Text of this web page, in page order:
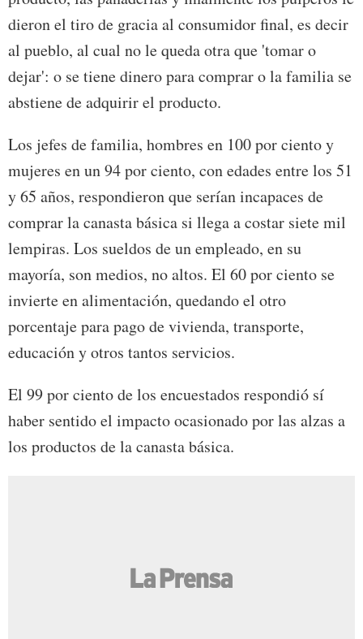
dieron el tiro de gracia al consumidor final, es decir
al pueblo, al cual no le queda otra que 'tomar o
dejar': o se tiene dinero para comprar o la familia se
abstiene de adquirir el producto.
Los jefes de familia, hombres en 100 por ciento y
mujeres en un 94 por ciento, con edades entre los 51
y 65 años, respondieron que serían incapaces de
comprar la canasta básica si llega a costar siete mil
lempiras. Los sueldos de un empleado, en su
mayoría, son medios, no altos. El 60 por ciento se
invierte en alimentación, quedando el otro
porcentaje para pago de vivienda, transporte,
educación y otros tantos servicios.
El 99 por ciento de los encuestados respondió sí
haber sentido el impacto ocasionado por las alzas a
los productos de la canasta básica.